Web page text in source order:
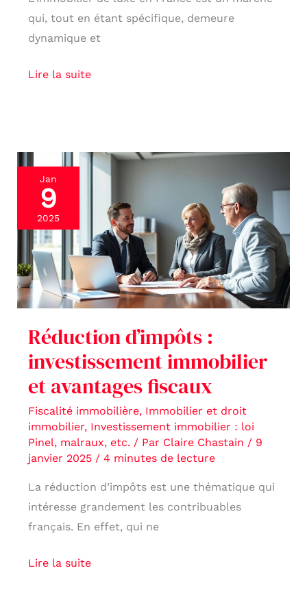
qui, tout en étant spécifique, demeure
dynamique et
Lire la suite
Jan
9
2025
Réduction d’impôts :
investissement immobilier
et avantages fiscaux
Fiscalité immobilière, Immobilier et droit
immobilier, Investissement immobilier : loi
Pinel, malraux, etc. / Par Claire Chastain / 9
janvier 2025 / 4 minutes de lecture
La réduction d’impôts est une thématique qui
intéresse grandement les contribuables
français. En effet, qui ne
Réduction
d’impôts
investissement
immobilier
et
avantages
Lire la suite